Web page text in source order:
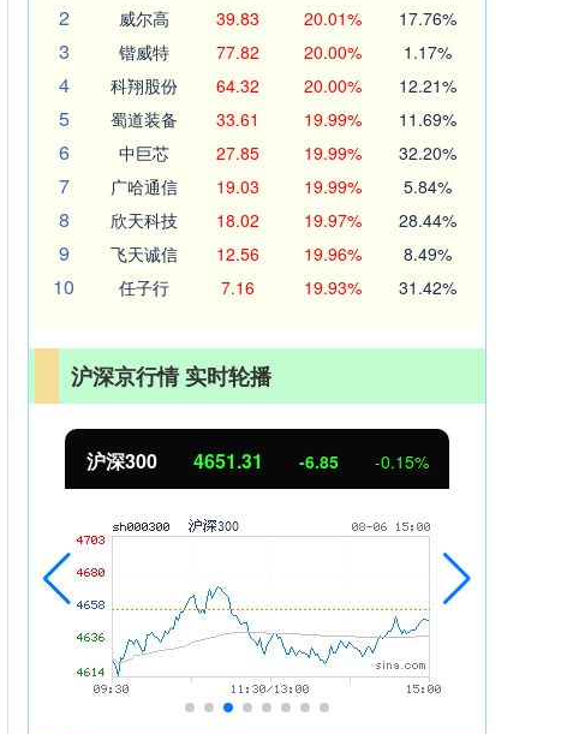
2 威尔高 39.83 20.01% 17.76%
3 锴威特 77.82 20.00% 1.17%
4 科翔股份 64.32 20.00% 12.21%
5 蜀道装备 33.61 19.99% 11.69%
6 中巨芯 27.85 19.99% 32.20%
7 广哈通信 19.03 19.99% 5.84%
8 欣天科技 18.02 19.97% 28.44%
9 飞天诚信 12.56 19.96% 8.49%
10 任子行 7.16 19.93% 31.42%
沪深京行情 实时轮播
沪深300 4651.31 -6.85 -0.15%